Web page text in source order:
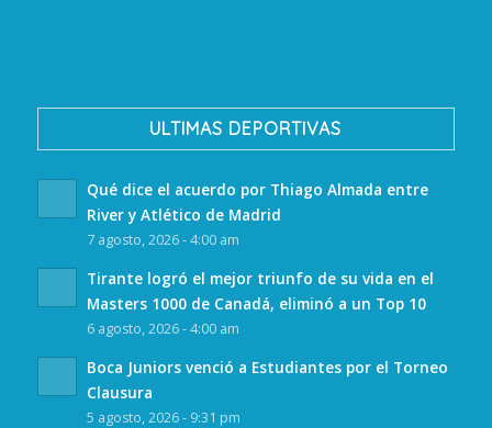
ULTIMAS DEPORTIVAS
Qué dice el acuerdo por Thiago Almada entre
River y Atlético de Madrid
7 agosto, 2026 - 4:00 am
Tirante logró el mejor triunfo de su vida en el
Masters 1000 de Canadá, eliminó a un Top 10
6 agosto, 2026 - 4:00 am
Boca Juniors venció a Estudiantes por el Torneo
Clausura
5 agosto, 2026 - 9:31 pm